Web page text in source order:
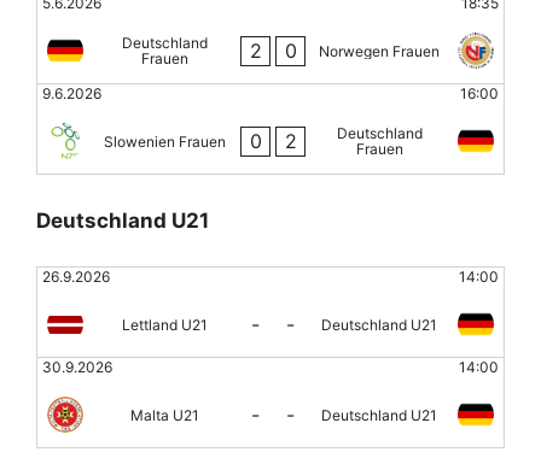
Deutschland
Frauen
2 0 Norwegen Frauen
9.6.2026 16:00
Slowenien Frauen 0 2
Deutschland
Frauen
Deutschland U21
26.9.2026 14:00
Lettland U21 - - Deutschland U21
30.9.2026 14:00
Malta U21 - - Deutschland U21